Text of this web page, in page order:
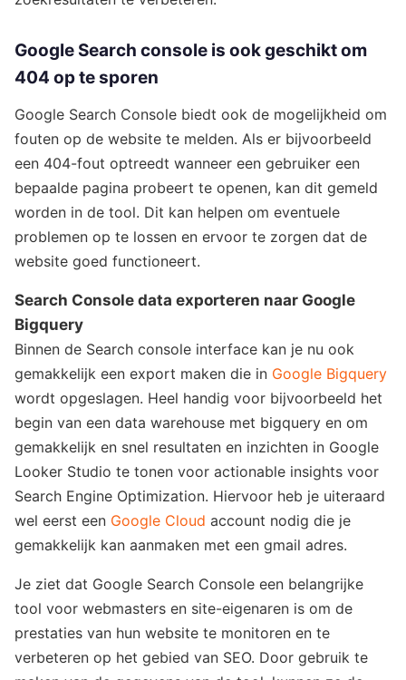
Google Search console is ook geschikt om
404 op te sporen
Google Search Console biedt ook de mogelijkheid om
fouten op de website te melden. Als er bijvoorbeeld
een 404-fout optreedt wanneer een gebruiker een
bepaalde pagina probeert te openen, kan dit gemeld
worden in de tool. Dit kan helpen om eventuele
problemen op te lossen en ervoor te zorgen dat de
website goed functioneert.
Search Console data exporteren naar Google
Bigquery
Binnen de Search console interface kan je nu ook
gemakkelijk een export maken die in Google Bigquery
wordt opgeslagen. Heel handig voor bijvoorbeeld het
begin van een data warehouse met bigquery en om
gemakkelijk en snel resultaten en inzichten in Google
Looker Studio te tonen voor actionable insights voor
Search Engine Optimization. Hiervoor heb je uiteraard
wel eerst een Google Cloud account nodig die je
gemakkelijk kan aanmaken met een gmail adres.
Je ziet dat Google Search Console een belangrijke
tool voor webmasters en site-eigenaren is om de
prestaties van hun website te monitoren en te
verbeteren op het gebied van SEO. Door gebruik te